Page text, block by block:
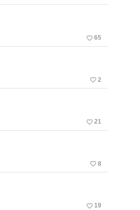
favorite_border 65
favorite_border 2
favorite_border 21
favorite_border 8
favorite_border 19